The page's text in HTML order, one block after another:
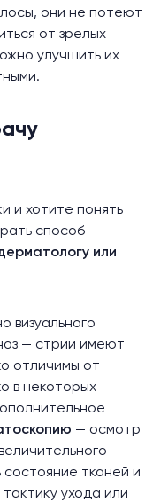
они не потеют
от зрелых
улучшить их
и хотите понять
способ
или
визуального
— стрии имеют
отличимы от
в некоторых
— осмотр
тканей и
ухода или